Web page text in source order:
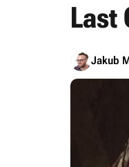
Last
Jakub